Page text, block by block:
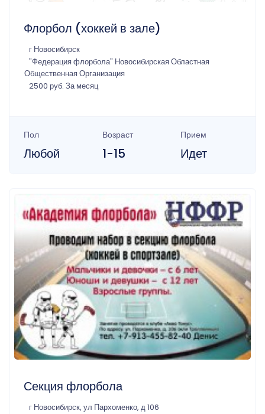
Флорбол (хоккей в зале)
г Новосибирск
"Федерация флорбола" Новосибирская Областная
Общественная Организация
2500 руб. За месяц
Пол
Любой
Возраст
1-15
Прием
Идет
Секция флорбола
г Новосибирск, ул Пархоменко, д 106